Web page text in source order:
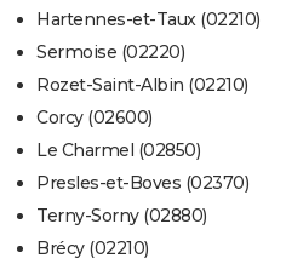
Hartennes-et-Taux (02210)
Sermoise (02220)
Rozet-Saint-Albin (02210)
Corcy (02600)
Le Charmel (02850)
Presles-et-Boves (02370)
Terny-Sorny (02880)
Brécy (02210)